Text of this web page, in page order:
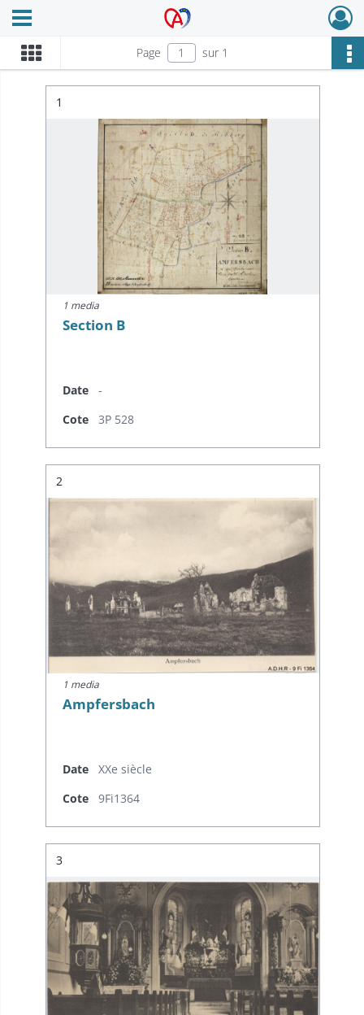
Archives Alsace - Colmar
Ouvrir le menu déroulant
Page sur 1
Résultat n°
1
1 media
Section B
Date
-
Cote
3P 528
Résultat n°
2
1 media
Ampfersbach
Date
XXe siècle
Cote
9Fi1364
Résultat n°
3